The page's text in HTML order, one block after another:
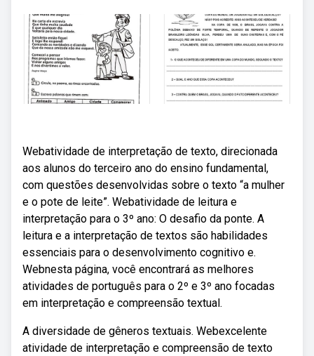
Webatividade de interpretação de texto, direcionada
aos alunos do terceiro ano do ensino fundamental,
com questões desenvolvidas sobre o texto “a mulher
e o pote de leite”. Webatividade de leitura e
interpretação para o 3º ano: O desafio da ponte. A
leitura e a interpretação de textos são habilidades
essenciais para o desenvolvimento cognitivo e.
Webnesta página, você encontrará as melhores
atividades de português para o 2º e 3º ano focadas
em interpretação e compreensão textual.
A diversidade de gêneros textuais. Webexcelente
atividade de interpretação e compreensão de texto